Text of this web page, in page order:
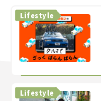
Lifestyle
Lifestyle